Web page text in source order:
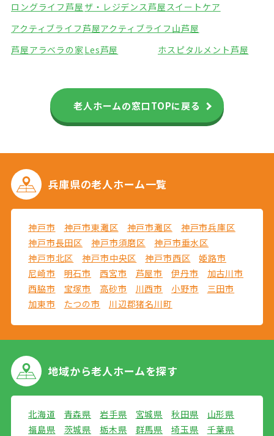
ロングライフ芦屋 ザ・レジデンス芦屋スイートケア
アクティブライフ芦屋アクティブライフ山芦屋
芦屋アラベラの家Les芦屋 ホスピタルメント芦屋
老人ホームの窓口TOPに戻る
兵庫県の老人ホーム一覧
神戸市 神戸市東灘区 神戸市灘区
神戸市兵庫区
神戸市長田区
神戸市須磨区
神戸市垂水区
神戸市北区
神戸市中央区 神戸市西区
姫路市
尼崎市
明石市 西宮市 芦屋市 伊丹市
加古川市
西脇市
宝塚市 高砂市 川西市 小野市
三田市
加東市
たつの市 川辺郡猪名川町
地域から老人ホームを探す
北海道 青森県 岩手県 宮城県 秋田県
山形県
福島県
茨城県 栃木県 群馬県 埼玉県
千葉県